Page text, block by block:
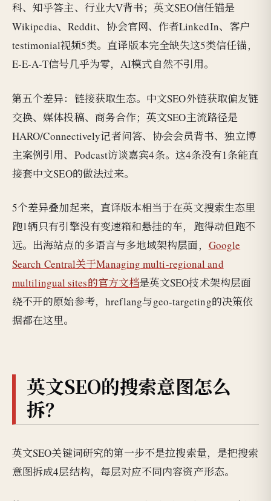
科、知乎答主、行业大V背书；英文SEO信任锚是
Wikipedia、Reddit、协会官网、作者LinkedIn、客户
testimonial视频5类。直译版本完全缺失这5类信任锚，
E-E-A-T信号几乎为零，AI模式自然不引用。
第五个差异：链接获取生态。中文SEO外链获取偏友链
交换、媒体投稿、商务合作；英文SEO主流路径是
HARO/Connectively记者问答、协会会员背书、独立博
主案例引用、Podcast访谈嘉宾4条。这4条没有1条能直
接套中文SEO的做法过来。
5个差异叠加起来，直译版本相当于在英文搜索生态里
跑1辆只有引擎没有变速箱和悬挂的车，跑得动但跑不
远。出海站点的多语言与多地域架构层面， Google
Search Central关于Managing multi-regional and
multilingual sites的官方文档是英文SEO技术架构层面
绕不开的原始参考，hreflang与geo-targeting的决策依
据都在这里。
英文SEO的搜索意图怎么
拆？
英文SEO关键词研究的第一步不是拉搜索量，是把搜索
意图拆成4层结构，每层对应不同内容资产形态。